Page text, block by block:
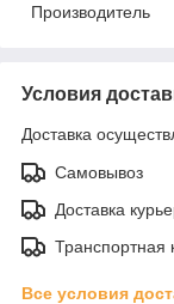
Производитель
Условия
Доставка
Самовывоз
Доставка
Транспортная
Все условия